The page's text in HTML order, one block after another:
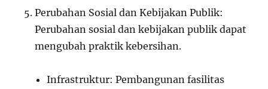
Perubahan Sosial dan Kebijakan Publik:
Perubahan sosial dan kebijakan publik dapat
mengubah praktik kebersihan.
Infrastruktur: Pembangunan fasilitas